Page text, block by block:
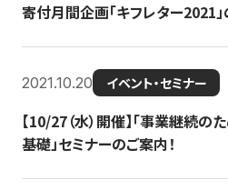
寄付月間企画「キフレター2021
2021.10.20 イベント・セミナー
【10/27（水）開催】「事業継続
基礎」セミナーのご案内！